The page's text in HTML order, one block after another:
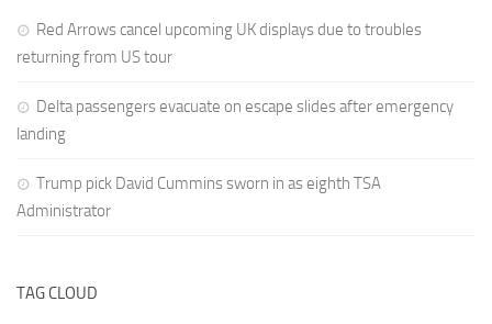
Red Arrows cancel upcoming UK displays due to troubles
returning from US tour
Delta passengers evacuate on escape slides after emergency
landing
Trump pick David Cummins sworn in as eighth TSA
Administrator
TAG CLOUD